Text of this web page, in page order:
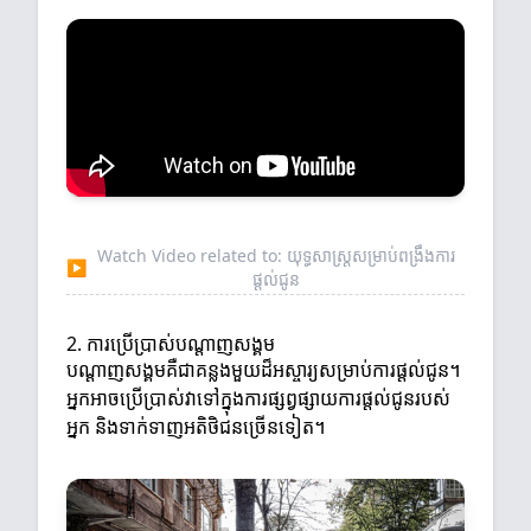
▶
Watch Video related to: យុទ្ធសាស្ត្រសម្រាប់ពង្រឹងការ
ផ្តល់ជូន
2. ការប្រើប្រាស់បណ្ដាញសង្គម
បណ្ដាញសង្គមគឺជាគន្លងមួយដ៏អស្ចារ្យសម្រាប់ការផ្តល់ជូន។
អ្នកអាចប្រើប្រាស់វាទៅក្នុងការផ្សព្វផ្សាយការផ្តល់ជូនរបស់
អ្នក និងទាក់ទាញអតិថិជនច្រើនទៀត។